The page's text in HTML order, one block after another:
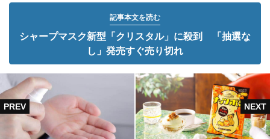
記事本文を読む
シャープマスク新型「クリスタル」に殺到 「抽選な
し」発売すぐ売り切れ